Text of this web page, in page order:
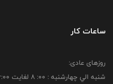
ساعات کار
روزهای عادی:
شنبه الي چهارشنبه : 00: 8 لغايت 16:00